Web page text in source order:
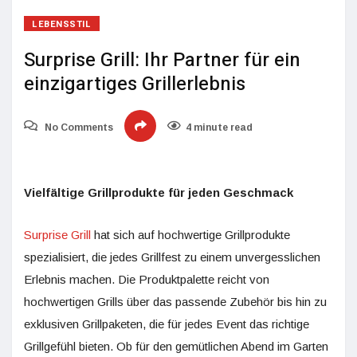
LEBENSSTIL
Surprise Grill: Ihr Partner für ein
einzigartiges Grillerlebnis
No Comments 4 minute read
Vielfältige Grillprodukte für jeden Geschmack
Surprise Grill hat sich auf hochwertige Grillprodukte
spezialisiert, die jedes Grillfest zu einem unvergesslichen
Erlebnis machen. Die Produktpalette reicht von
hochwertigen Grills über das passende Zubehör bis hin zu
exklusiven Grillpaketen, die für jedes Event das richtige
Grillgefühl bieten. Ob für den gemütlichen Abend im Garten